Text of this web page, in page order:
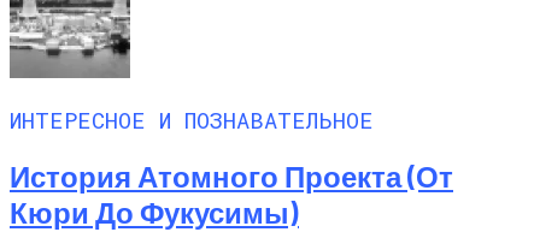
ИНТЕРЕСНОЕ И ПОЗНАВАТЕЛЬНОЕ
История Атомного Проекта (от
Кюри До Фукусимы)